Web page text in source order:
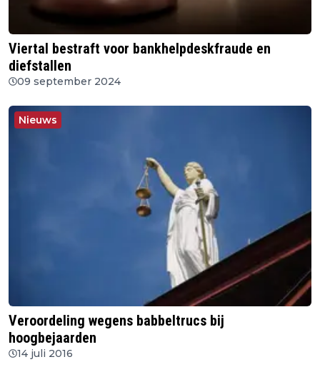
Viertal bestraft voor bankhelpdeskfraude en
diefstallen
09 september 2024
Nieuws
Veroordeling wegens babbeltrucs bij
hoogbejaarden
14 juli 2016